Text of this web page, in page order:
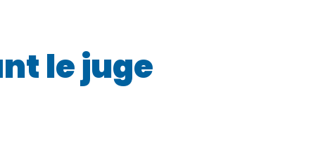
le juge